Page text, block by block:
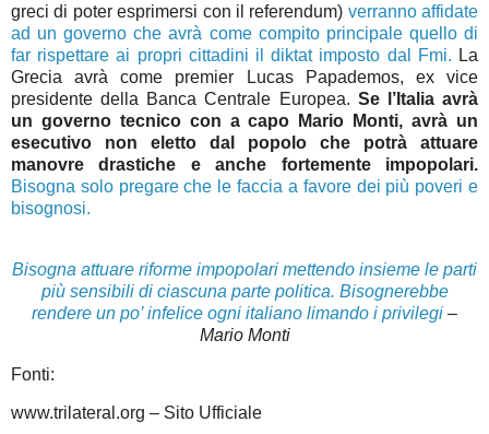
greci di poter esprimersi con il referendum) verranno affidate
ad un governo che avrà come compito principale quello di
far rispettare ai propri cittadini il diktat imposto dal Fmi. La
Grecia avrà come premier Lucas Papademos, ex vice
presidente della Banca Centrale Europea. Se l’Italia avrà
un governo tecnico con a capo Mario Monti, avrà un
esecutivo non eletto dal popolo che potrà attuare
manovre drastiche e anche fortemente impopolari.
Bisogna solo pregare che le faccia a favore dei più poveri e
bisognosi.
Bisogna attuare riforme impopolari mettendo insieme le parti
più sensibili di ciascuna parte politica. Bisognerebbe
rendere un po’ infelice ogni italiano limando i privilegi –
Mario Monti
Fonti:
www.trilateral.org – Sito Ufficiale